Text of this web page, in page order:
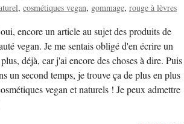
cosmétiques vegan gommage rouge à lèvres
encore un article au sujet des produits de
vegan. Je me sentais obligé d'en écrire un
déjà, car j'ai encore des choses à dire. Puis
un second temps, je trouve ça de plus en plus
vegan et naturels ! Je peux admettre